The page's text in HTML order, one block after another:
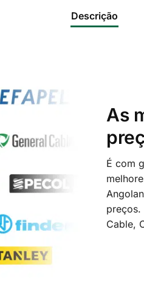
Descrição
As
É com
preços.
Cable,